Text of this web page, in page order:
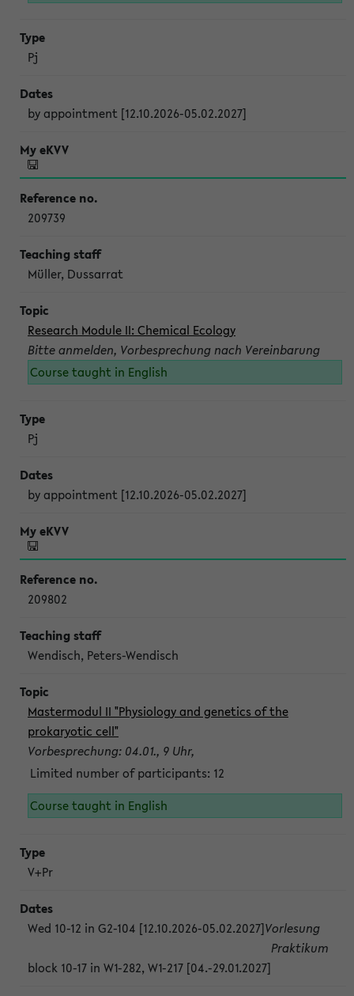
Pj
by appointment [12.10.2026-05.02.2027]
209739
Müller, Dussarrat
Research Module II: Chemical Ecology
Bitte anmelden, Vorbesprechung nach Vereinbarung
Course taught in English
Pj
by appointment [12.10.2026-05.02.2027]
209802
Wendisch, Peters-Wendisch
Mastermodul II "Physiology and genetics of the
prokaryotic cell"
Vorbesprechung: 04.01., 9 Uhr,
Limited number of participants: 12
Course taught in English
V+Pr
Wed 10-12 in G2-104 [12.10.2026-05.02.2027]Vorlesung
block 10-17 in W1-282, W1-217 [04.-29.01.2027]
Praktikum